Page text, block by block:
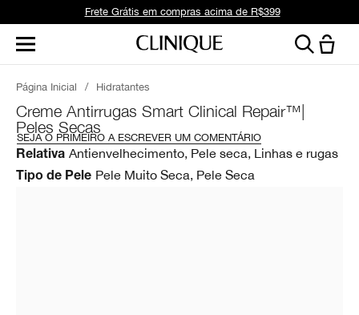
Frete Grátis em compras acima de R$399
Página Inicial / Hidratantes
Creme Antirrugas Smart Clinical Repair™|
Peles Secas
SEJA O PRIMEIRO A ESCREVER UM COMENTÁRIO
Relativa Antienvelhecimento, Pele seca, Linhas e rugas
Tipo de Pele Pele Muito Seca, Pele Seca